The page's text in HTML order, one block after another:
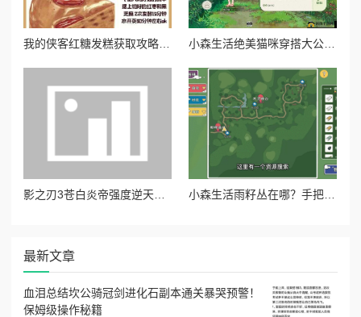
小森生活绝美猫咪穿搭大公开！超全获取攻略一次收齐
影之刃3苍白炎帝强度逆天！零基础也能轻松毕业的图纸锻造全攻略 小森生活雨籽丛在哪？手把手教你找绝美打卡点！
最新文章
血泪总结坎公骑冠剑进化石副本通关暴哭预警！
保姆级操作秘籍